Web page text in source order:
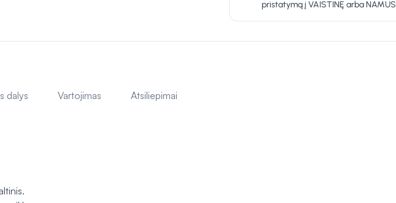
pristatymą į VAISTINĘ arba NAMUS
dalys Vartojimas Atsiliepimai